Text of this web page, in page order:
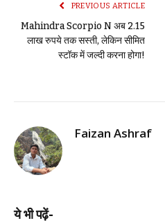
PREVIOUS ARTICLE
Mahindra Scorpio N अब 2.15
लाख रुपये तक सस्ती, लेकिन सीमित
स्टॉक में जल्दी करना होगा!
Faizan Ashraf
ये भी पढ़ें-